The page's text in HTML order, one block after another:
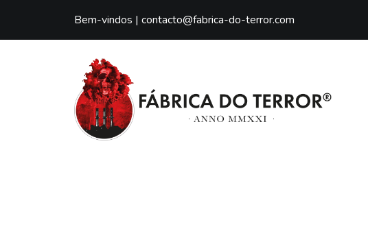
Bem-vindos | contacto@fabrica-do-terror.com